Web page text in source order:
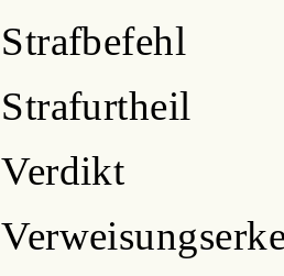
Strafbefehl
Strafurtheil
Verdikt